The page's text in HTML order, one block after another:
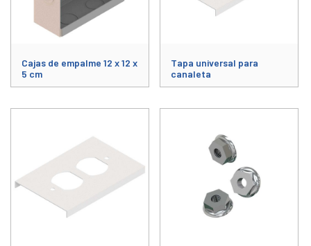
Cajas de empalme 12 x 12 x
5 cm
Tapa universal para
canaleta